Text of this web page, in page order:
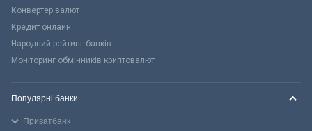
Конвертер валют
Кредит онлайн
Народний рейтинг банків
Моніторинг обмінників криптовалют
Популярні банки
Приватбанк